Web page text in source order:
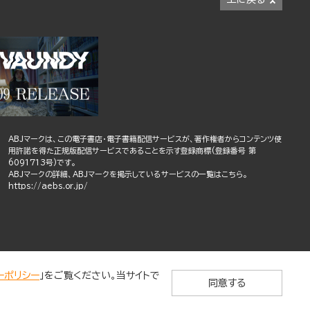
ABJマークは、この電子書店・電子書籍配信サービスが、著作権者からコンテンツ使
用許諾を得た正規版配信サービスであることを示す登録商標(登録番号 第
6091713号)です。
ABJマークの詳細、ABJマークを掲示しているサービスの一覧はこちら。
https://aebs.or.jp/
ポリシー 」をご覧ください。当サイトで
同意する